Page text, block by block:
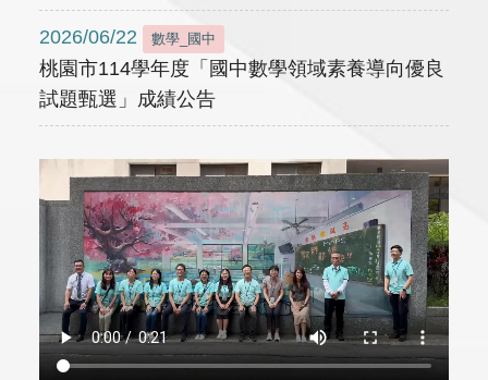
2026/06/22 數學_國中
桃園市114學年度「國中數學領域素養導向優良
試題甄選」成績公告